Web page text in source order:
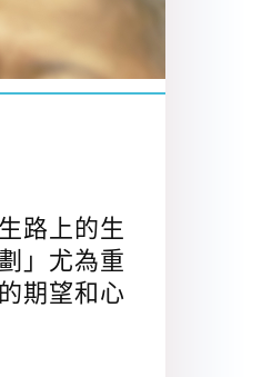
路上的生
」尤為重
期望和心